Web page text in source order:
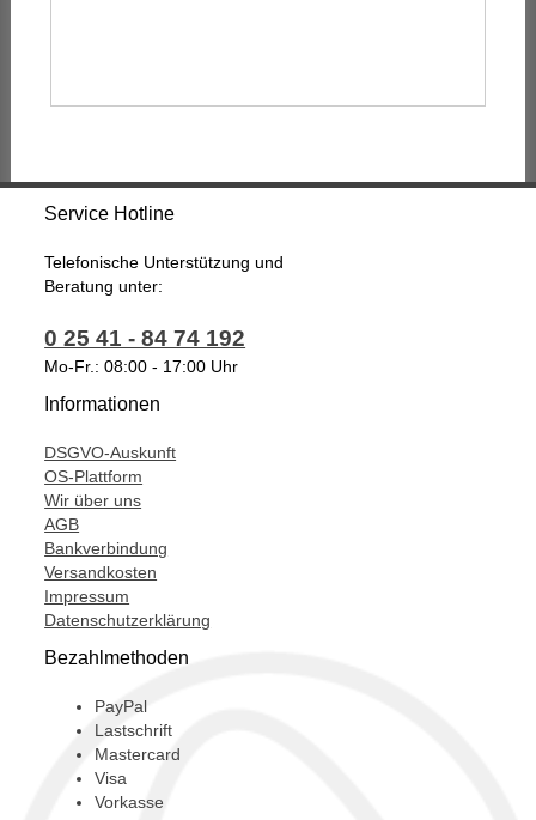
Service Hotline
Telefonische Unterstützung und
Beratung unter:
0 25 41 - 84 74 192
Mo-Fr.: 08:00 - 17:00 Uhr
Informationen
DSGVO-Auskunft
OS-Plattform
Wir über uns
AGB
Bankverbindung
Versandkosten
Impressum
Datenschutzerklärung
Bezahlmethoden
PayPal
Lastschrift
Mastercard
Visa
Vorkasse